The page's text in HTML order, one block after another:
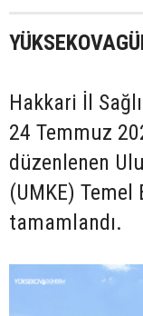
Hakkari İl
24 Temmuz
düzenlenen
(UMKE)
tamamlandı.